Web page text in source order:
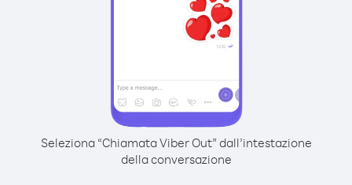
Seleziona “Chiamata Viber Out” dall’intestazione
della conversazione